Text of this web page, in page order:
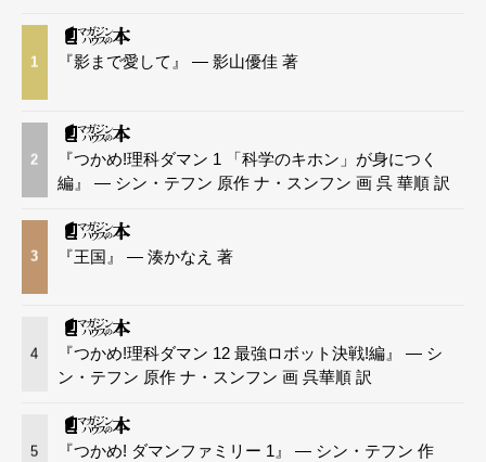
1 『影まで愛して』 — 影山優佳 著
2
『つかめ!理科ダマン 1 「科学のキホン」が身につく
編』 — シン・テフン 原作 ナ・スンフン 画 呉 華順 訳
3 『王国』 — 湊かなえ 著
4
『つかめ!理科ダマン 12 最強ロボット決戦!編』 — シ
ン・テフン 原作 ナ・スンフン 画 呉華順 訳
5
『つかめ! ダマンファミリー 1』 — シン・テフン 作